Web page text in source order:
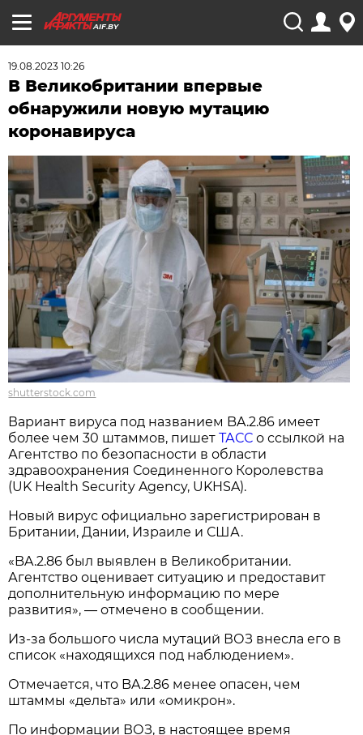
AIF.BY
19.08.2023 10:26
В Великобритании впервые
обнаружили новую мутацию
коронавируса
shutterstock.com
Вариант вируса под названием BA.2.86 имеет
более чем 30 штаммов, пишетТАСС о ссылкой на
Агентство по безопасности в области
здравоохранения Соединенного Королевства
(UK Health Security Agency, UKHSA).
Новый вирус официально зарегистрирован в
Британии, Дании, Израиле и США.
«BA.2.86 был выявлен в Великобритании.
Агентство оценивает ситуацию и предоставит
дополнительную информацию по мере
развития», — отмечено в сообщении.
Из-за большого числа мутаций ВОЗ внесла его в
список «находящихся под наблюдением».
Отмечается, что BA.2.86 менее опасен, чем
штаммы «дельта» или «омикрон».
По информации ВОЗ, в настоящее время